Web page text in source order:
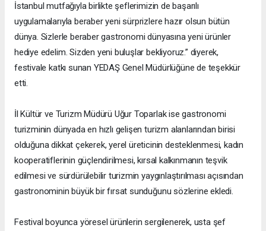
İstanbul mutfağıyla birlikte şeflerimizin de başarılı
uygulamalarıyla beraber yeni sürprizlere hazır olsun bütün
dünya. Sizlerle beraber gastronomi dünyasına yeni ürünler
hediye edelim. Sizden yeni buluşlar bekliyoruz.” diyerek,
festivale katkı sunan YEDAŞ Genel Müdürlüğüne de teşekkür
etti.
İl Kültür ve Turizm Müdürü Uğur Toparlak ise gastronomi
turizminin dünyada en hızlı gelişen turizm alanlarından birisi
olduğuna dikkat çekerek, yerel üreticinin desteklenmesi, kadın
kooperatiflerinin güçlendirilmesi, kırsal kalkınmanın teşvik
edilmesi ve sürdürülebilir turizmin yaygınlaştırılması açısından
gastronominin büyük bir fırsat sunduğunu sözlerine ekledi.
Festival boyunca yöresel ürünlerin sergilenerek, usta şef